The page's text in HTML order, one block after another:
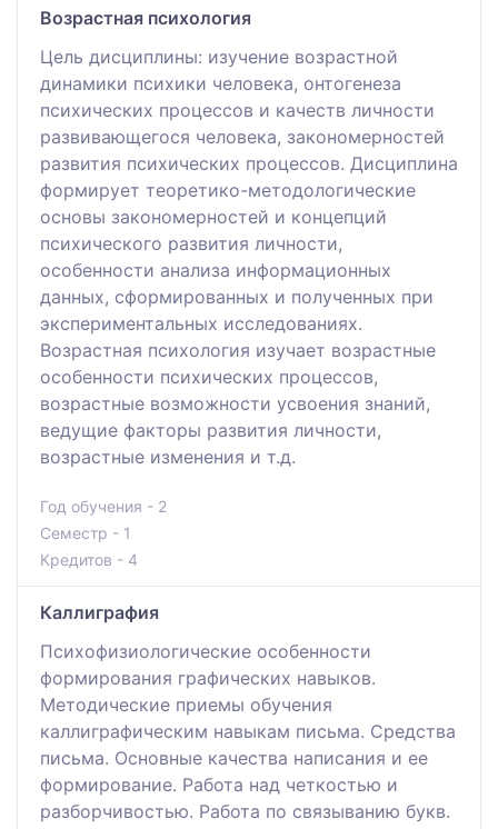
Возрастная психология
Цель дисциплины: изучение возрастной
динамики психики человека, онтогенеза
психических процессов и качеств личности
развивающегося человека, закономерностей
развития психических процессов. Дисциплина
формирует теоретико-методологические
основы закономерностей и концепций
психического развития личности,
особенности анализа информационных
данных, сформированных и полученных при
экспериментальных исследованиях.
Возрастная психология изучает возрастные
особенности психических процессов,
возрастные возможности усвоения знаний,
ведущие факторы развития личности,
возрастные изменения и т.д.
Год обучения - 2
Семестр - 1
Кредитов - 4
Каллиграфия
Психофизиологические особенности
формирования графических навыков.
Методические приемы обучения
каллиграфическим навыкам письма. Средства
письма. Основные качества написания и ее
формирование. Работа над четкостью и
разборчивостью. Работа по связыванию букв.